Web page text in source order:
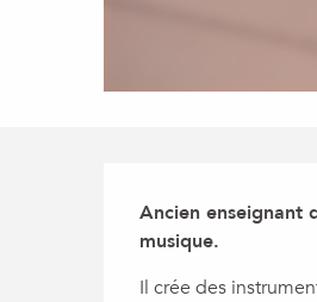
Ancien enseignant
musique.
Il crée des